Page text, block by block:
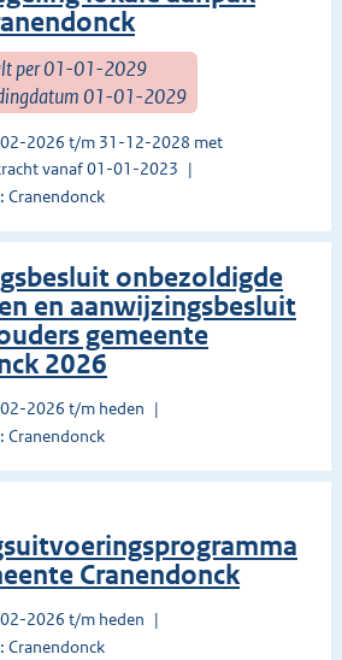
per 01-01-2029
01-01-2029
2026 t/m 31-12-2028 met
vanaf 01-01-2023
Cranendonck
onbezoldigde
en aanwijzingsbesluit
gemeente
2026
2026 t/m heden
Cranendonck
Cranendonck
2026 t/m heden
Cranendonck